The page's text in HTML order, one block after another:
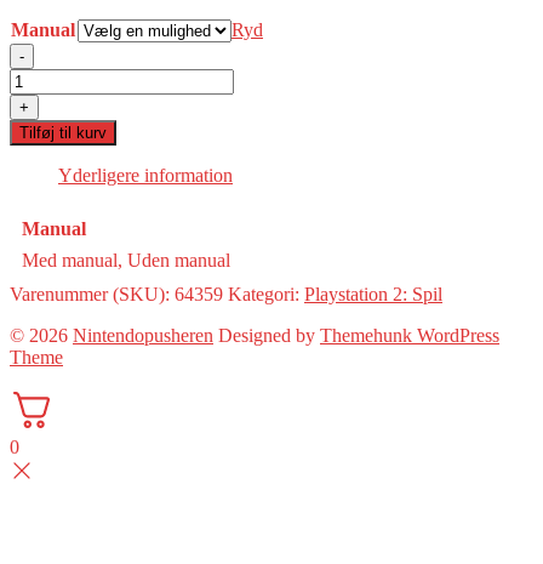
Manual Ryd
-
Metal
Slug
4(PS2)
antal
+
Tilføj til kurv
Yderligere information
Manual
Med manual, Uden manual
Varenummer (SKU): 64359 Kategori: Playstation 2: Spil
© 2026 Nintendopusheren Designed by Themehunk WordPress
Theme
0